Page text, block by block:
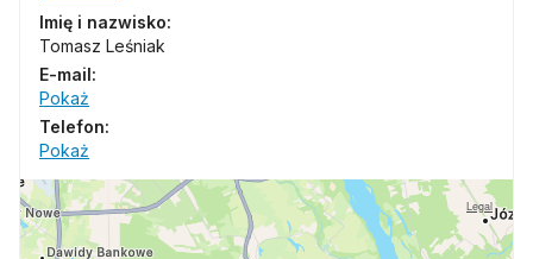
Imię i nazwisko:
Tomasz Leśniak
E-mail:
Pokaż
Telefon:
Pokaż
Legal